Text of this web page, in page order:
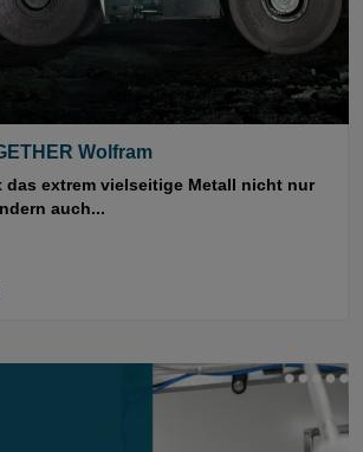
Wolfram
das extrem vielseitige Metall nicht nur
auch...